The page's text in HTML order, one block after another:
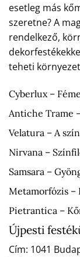
esetleg más
szeretne? A
rendelkező,
teheti
Cyberlux –
Antiche Trame
Velatura – A
Nirvana –
Samsara –
Metamorfózis –
Pietrantica –
Újpesti
Cím: 1041